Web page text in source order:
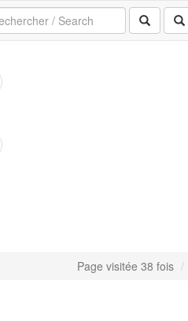
Page visitée 38 fois